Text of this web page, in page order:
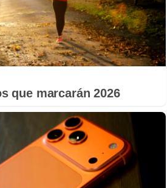
que marcarán 2026